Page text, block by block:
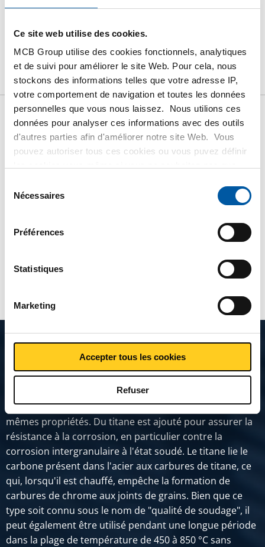
Ce site web utilise des cookies.
MCB Group utilise des cookies fonctionnels, analytiques
et de suivi pour améliorer le site Web. Pour cela, nous
stockons des informations telles que votre adresse IP,
votre comportement de navigation et toutes les données
personnelles que vous nous laissez. Nous utilions ces
données pour analyser ces informations avec des outils
d'autres parties afin d'améliorer notre site Web. Vous
pouvez autoriser tous ces cookies ou vous puvez définir
plus d'informations sur les cookies que nous conservons
et les parties avec lesquelles nous travaillons dans notre
règlementICI
Nécessaires
Préférences
Statistiques
Marketing
Accepter tous les cookies
Refuser
PRODUIT
DESCRIPTION DU PRODUIT
LISTE DE PRIX BRUT
TÉLÉCHARGEMENTS
CARACTÉRISTIQUES
Liste de prix bruts: Inox
1.4571 (316Ti) poutrelle HE-
A soudé laser
Prix en euro par 0 KG
MONTRER PLUS
Description du produit
Acier inoxydable austénitique. Ce type d'acier inoxydable
est un 1.4401 allié au titane et possède donc presque les
mêmes propriétés. Du titane est ajouté pour assurer la
résistance à la corrosion, en particulier contre la
corrosion intergranulaire à l'état soudé. Le titane lie le
carbone présent dans l'acier aux carbures de titane, ce
qui, lorsqu'il est chauffé, empêche la formation de
carbures de chrome aux joints de grains. Bien que ce
type soit connu sous le nom de "qualité de soudage", il
peut également être utilisé pendant une longue période
dans la plage de température de 450 à 850 °C sans